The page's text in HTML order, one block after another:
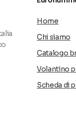
Home
Chi siamo
Catalogo
Volantino
Scheda di